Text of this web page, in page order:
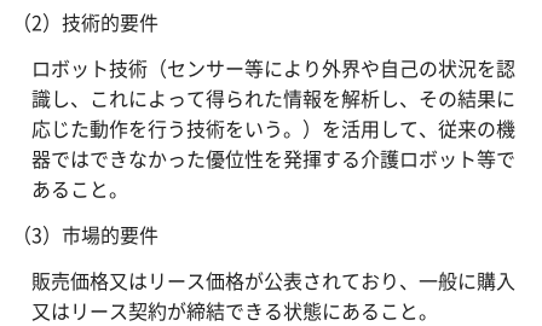
（2）技術的要件
ロボット技術（センサー等により外界や自己の状況を認
識し、これによって得られた情報を解析し、その結果に
応じた動作を行う技術をいう。）を活用して、従来の機
器ではできなかった優位性を発揮する介護ロボット等で
あること。
（3）市場的要件
販売価格又はリース価格が公表されており、一般に購入
又はリース契約が締結できる状態にあること。